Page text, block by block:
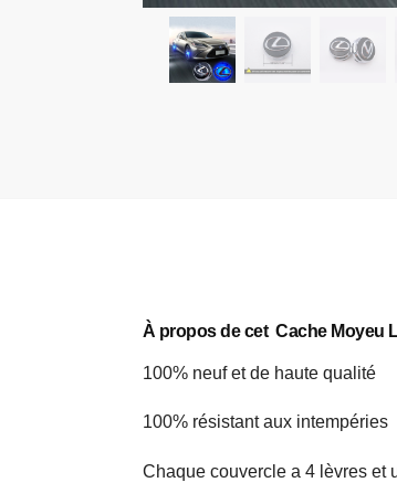
À propos de cet Cache Moyeu
100% neuf et de haute qualité
100% résistant aux intempéries
Chaque couvercle a 4 lèvres et